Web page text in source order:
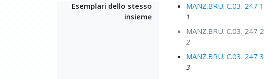
Esemplari dello stesso
insieme
MANZ.BRU. C.03. 247 1
1
MANZ.BRU. C.03. 247 2
2
MANZ.BRU. C.03. 247 3
3